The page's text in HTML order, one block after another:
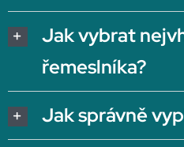
Jak vybrat
řemeslníka?
Jak správně